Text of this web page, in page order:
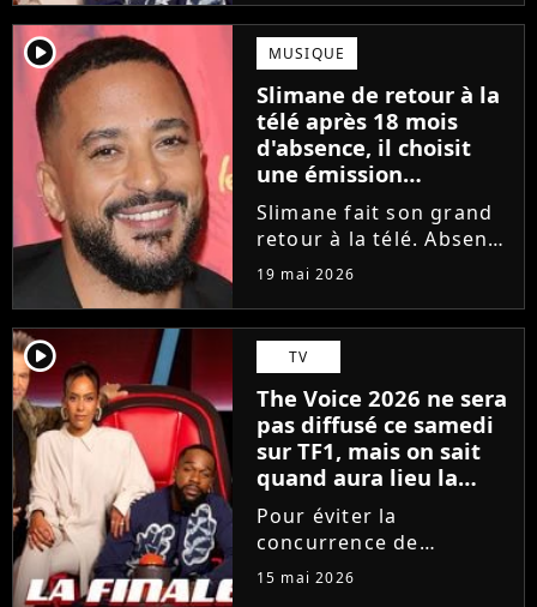
exceptionnels et des
moments forts, Amel
Bent, Tayc, Lara Fabian
et Florent Pagny ont
désigné...
player2 MUSIQUE
Slimane de retour à la
télé après 18 mois
d'absence, il choisit
une émission
symbolique
Slimane fait son grand
retour à la télé. Absent
des écrans et des ondes
raison des accusations
portées contre lui, le
chanteur a choisi une
émission hautement
symbolique...
19 mai 2026
player2 TV
The Voice 2026 ne sera
pas diffusé ce samedi
sur TF1, mais on sait
quand aura lieu la
grande finale
Pour éviter la
concurrence de
l'Eurovision sur France
15 mai 2026